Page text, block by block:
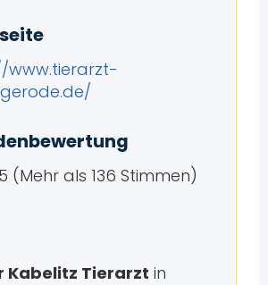
www.tierarzt-
(Mehr als 136 Stimmen)
Kabelitz Tierarzt in